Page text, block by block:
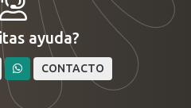
ayuda?
CONTACTO